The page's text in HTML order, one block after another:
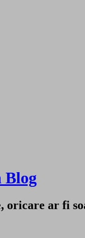
Blog
oricare ar fi